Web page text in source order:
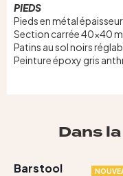
PIEDS
Pieds en métal
Section carrée 40×40
Patins au sol noirs
Peinture époxy gris
Dans
Barstool